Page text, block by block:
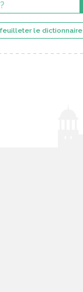
feuilleter le dictionnaire